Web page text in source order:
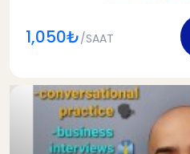
1,050₺/SAAT